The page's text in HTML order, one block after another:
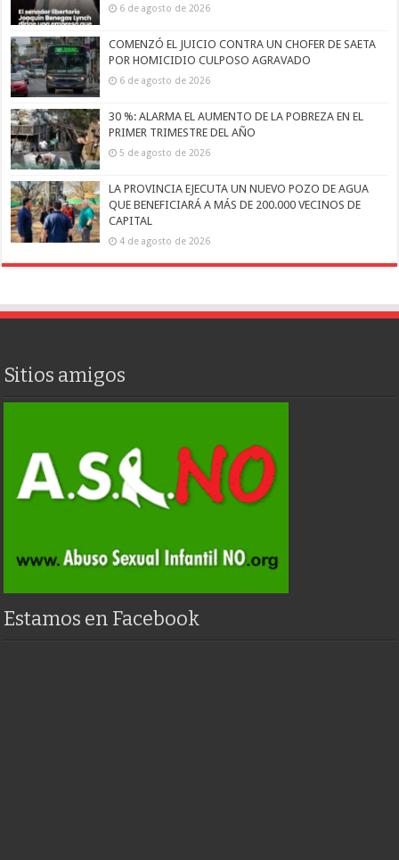
6 de agosto de 2026
COMENZÓ EL JUICIO CONTRA UN CHOFER DE SAETA
POR HOMICIDIO CULPOSO AGRAVADO
6 de agosto de 2026
30 %: ALARMA EL AUMENTO DE LA POBREZA EN EL
PRIMER TRIMESTRE DEL AÑO
5 de agosto de 2026
LA PROVINCIA EJECUTA UN NUEVO POZO DE AGUA
QUE BENEFICIARÁ A MÁS DE 200.000 VECINOS DE
CAPITAL
4 de agosto de 2026
Sitios amigos
Estamos en Facebook